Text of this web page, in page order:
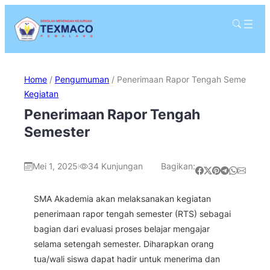
Home / Pengumuman / Penerimaan Rapor Tengah Semester
Kegiatan
Penerimaan Rapor Tengah
Semester
Mei 1, 2025 34 Kunjungan Bagikan: Share on Facebook Share on X Share on Pinterest Share on TelegramShare on WhatsApp Share on Email
SMA Akademia akan melaksanakan kegiatan
penerimaan rapor tengah semester (RTS) sebagai
bagian dari evaluasi proses belajar mengajar
selama setengah semester. Diharapkan orang
tua/wali siswa dapat hadir untuk menerima dan